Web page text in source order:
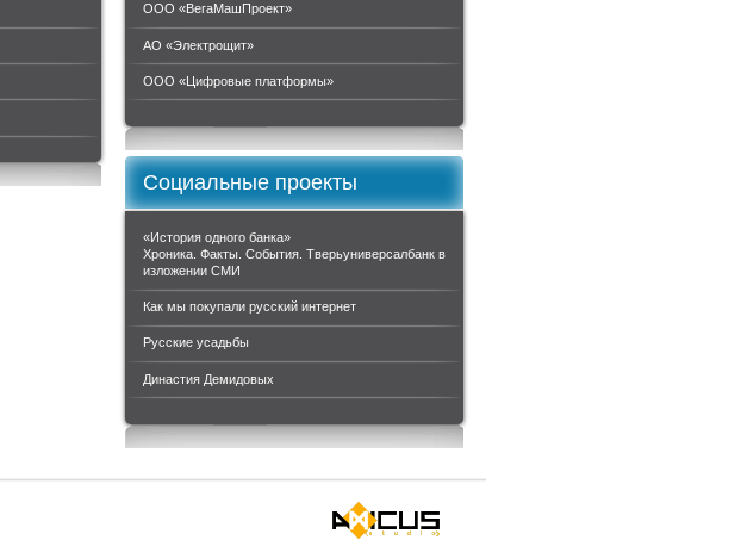
ООО «ВегаМашПроект»
АО «Электрощит»
ООО «Цифровые платформы»
Социальные проекты
«История одного банка»
Хроника. Факты. События. Тверьуниверсалбанк в
изложении СМИ
Как мы покупали русский интернет
Русские усадьбы
Династия Демидовых